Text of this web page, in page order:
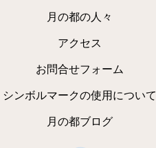
月の都の人々
アクセス
お問合せフォーム
シンボルマークの使用について
月の都ブログ